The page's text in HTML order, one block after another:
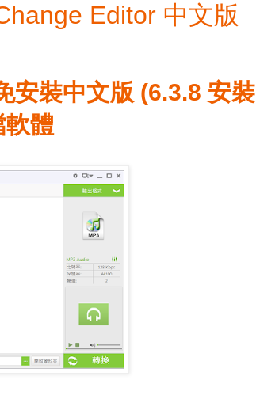
Editor 中文版
裝中文版 (6.3.8 安裝
軟體